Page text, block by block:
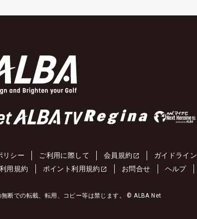
リシー ご利用に際して 会員規約 ガイドライン
用規約 ポイント利用規約 お問合せ ヘルプ
断での転載、転用、コピー等は禁じます。 © ALBA Net